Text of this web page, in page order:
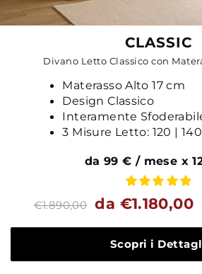
CLASSIC
Divano Letto Classico con
Materasso Alto 17 cm
Design Classico
Interamente
3 Misure Letto: 120 |
da 99 € / mese x
Prezzo
standard
€1.890,00 Prezzo
da €1.180,00
Scopri i